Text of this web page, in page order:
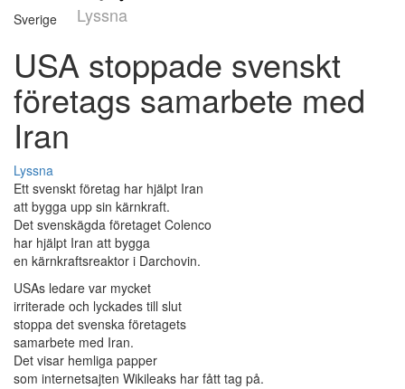
Lyssna
Sverige
USA stoppade svenskt
företags samarbete med
Iran
Lyssna
Ett svenskt företag har hjälpt Iran
att bygga upp sin kärnkraft.
Det svenskägda företaget Colenco
har hjälpt Iran att bygga
en kärnkraftsreaktor i Darchovin.
USAs ledare var mycket
irriterade och lyckades till slut
stoppa det svenska företagets
samarbete med Iran.
Det visar hemliga papper
som internetsajten Wikileaks har fått tag på.